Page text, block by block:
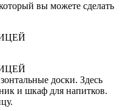
вы можете сделать
доски. Здесь
и шкаф для напитков.